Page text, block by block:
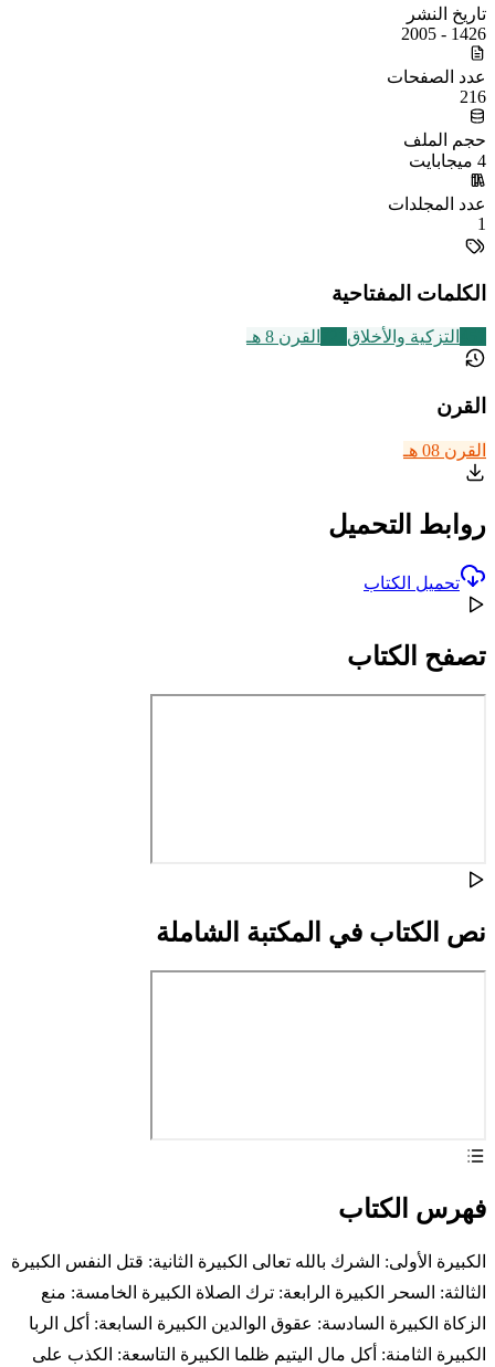
تاريخ النشر
1426 - 2005
عدد الصفحات
216
حجم الملف
4 ميجابايت
عدد المجلدات
1
الكلمات المفتاحية
التزكية والأخلاق القرن 8 هـ
القرن
القرن 08 هـ
روابط التحميل
تحميل الكتاب
تصفح الكتاب
نص الكتاب في المكتبة الشاملة
فهرس الكتاب
الكبيرة الأولى: الشرك بالله تعالى الكبيرة الثانية: قتل النفس الكبيرة
الثالثة: السحر الكبيرة الرابعة: ترك الصلاة الكبيرة الخامسة: منع
الزكاة الكبيرة السادسة: عقوق الوالدين الكبيرة السابعة: أكل الربا
الكبيرة الثامنة: أكل مال اليتيم ظلما الكبيرة التاسعة: الكذب على